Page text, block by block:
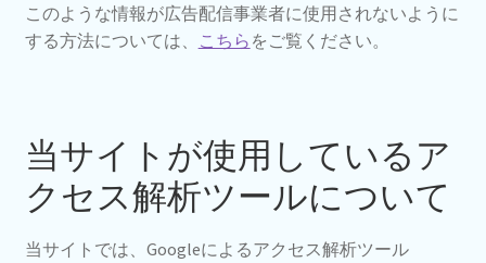
このような情報が広告配信事業者に使用されないように
する方法については、
こちら をご覧ください。
当サイトが使用しているア
クセス解析ツールについて
当サイトでは、Googleによるアクセス解析ツール